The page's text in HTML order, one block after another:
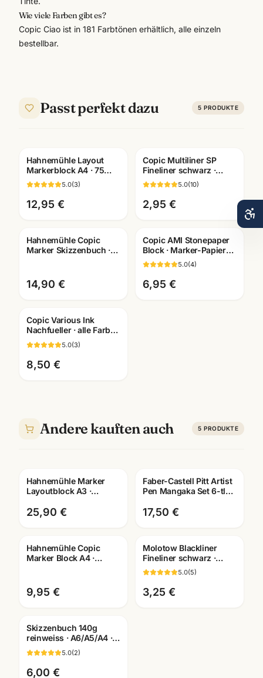
Wie viele Farben gibt es?
Copic Ciao ist in 181 Farbtönen erhältlich, alle einzeln
bestellbar.
Passt perfekt dazu 5 PRODUKTE
Hahnemühle Layout
Markerblock A4 · 75
Blatt für Copic Marker ·
Art.10625040
5.0(3)
12,95 €
Copic Multiliner SP
Fineliner schwarz ·
pigmentiert ·
nachfüllbar · wählbare
Stärken
5.0(10)
2,95 €
Hahnemühle Copic
Marker Skizzenbuch ·
14,90 €
Copic AMI Stonepaper
Block · Marker-Papier
aus Steinmehl ·
A6/A5/A4/A3 ·
Mannheim
5.0(4)
6,95 €
Copic Various Ink
Nachfueller · alle Farben
BV000-B99 ·
Künstlerbedarf
Mannheim
5.0(3)
8,50 €
Andere kauften auch 5 PRODUKTE
Hahnemühle Marker
Layoutblock A3 ·
geeignet ·
Künstlerbedarf
25,90 €
Faber-Castell Pitt Artist
Pen Mangaka Set 6-tlg ·
dokumentenecht
17,50 €
Hahnemühle Copic
Marker Block A4 ·
9,95 €
Molotow Blackliner
Fineliner schwarz ·
pigmentiert +
dokumentenecht ·
Künstlerbedarf
5.0(5)
3,25 €
Skizzenbuch 140g
reinweiss · A6/A5/A4 ·
Zeichenpapier für
Studien unterwegs
5.0(2)
6,00 €